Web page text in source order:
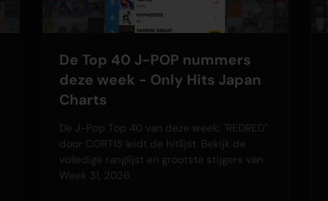
De Top 40 J-POP nummers
deze week - Only Hits Japan
Charts
De J-Pop Top 40 van deze week: "REDRED"
door CORTIS leidt de hitlijst. Bekijk de
volledige ranglijst en grootste stijgers van
Week 31, 2026.